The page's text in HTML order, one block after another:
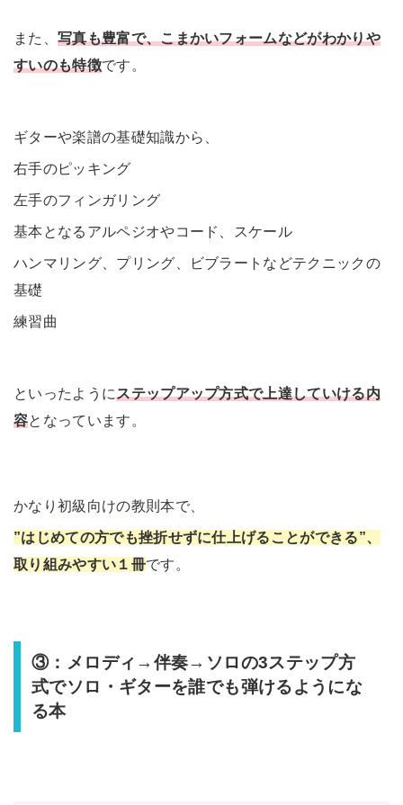
また、 写真も豊富で、こまかいフォームなどがわかりや
すいのも特徴です。
ギターや楽譜の基礎知識から、
右手のピッキング
左手のフィンガリング
基本となるアルペジオやコード、スケール
ハンマリング、プリング、ビブラートなどテクニックの
基礎
練習曲
といったようにステップアップ方式で上達していける内
容となっています。
かなり初級向けの教則本で、
”はじめての方でも挫折せずに仕上げることができる”、
取り組みやすい１冊です。
③：メロディ→伴奏→ソロの3ステップ方
式でソロ・ギターを誰でも弾けるようにな
る本